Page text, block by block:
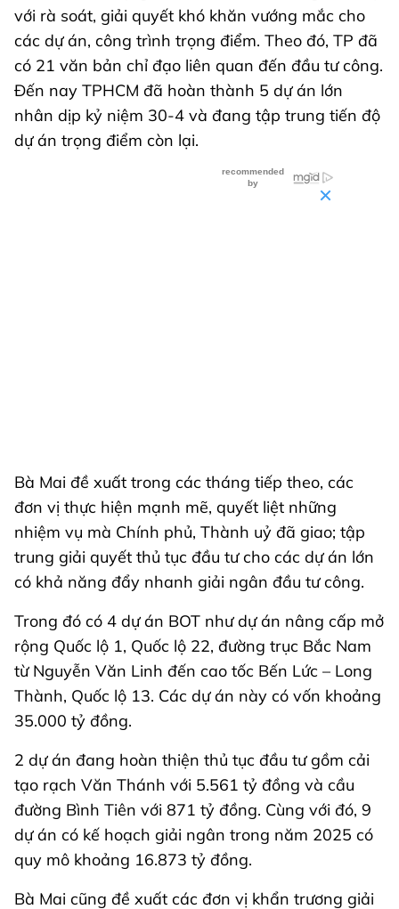
với rà soát, giải quyết khó khăn vướng mắc cho
các dự án, công trình trọng điểm. Theo đó, TP đã
có 21 văn bản chỉ đạo liên quan đến đầu tư công.
Đến nay TPHCM đã hoàn thành 5 dự án lớn
nhân dịp kỷ niệm 30-4 và đang tập trung tiến độ
dự án trọng điểm còn lại.
Bà Mai đề xuất trong các tháng tiếp theo, các
đơn vị thực hiện mạnh mẽ, quyết liệt những
nhiệm vụ mà Chính phủ, Thành uỷ đã giao; tập
trung giải quyết thủ tục đầu tư cho các dự án lớn
có khả năng đẩy nhanh giải ngân đầu tư công.
Trong đó có 4 dự án BOT như dự án nâng cấp mở
rộng Quốc lộ 1, Quốc lộ 22, đường trục Bắc Nam
từ Nguyễn Văn Linh đến cao tốc Bến Lức – Long
Thành, Quốc lộ 13. Các dự án này có vốn khoảng
35.000 tỷ đồng.
2 dự án đang hoàn thiện thủ tục đầu tư gồm cải
tạo rạch Văn Thánh với 5.561 tỷ đồng và cầu
đường Bình Tiên với 871 tỷ đồng. Cùng với đó, 9
dự án có kế hoạch giải ngân trong năm 2025 có
quy mô khoảng 16.873 tỷ đồng.
Bà Mai cũng đề xuất các đơn vị khẩn trương giải